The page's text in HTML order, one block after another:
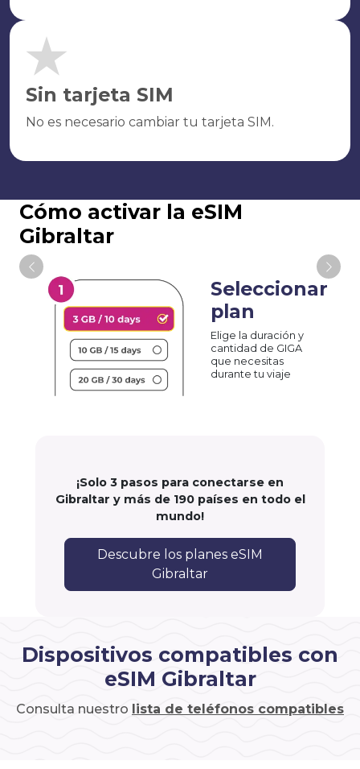
Sin tarjeta SIM
No es necesario cambiar tu tarjeta SIM.
Cómo activar la eSIM
Gibraltar
Seleccionar
plan
Elige la duración y
cantidad de GIGA
que necesitas
durante tu viaje
¡Solo 3 pasos para conectarse en
Gibraltar y más de 190 países en todo el
mundo!
Descubre los planes eSIM
Gibraltar
Dispositivos compatibles con
eSIM Gibraltar
Consulta nuestro lista de teléfonos compatibles